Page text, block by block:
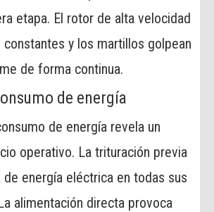
etapa. El rotor de alta velocidad
constantes y los martillos golpean
de forma continua.
de energía
de energía revela un
operativo. La trituración previa
de energía eléctrica en todas sus
alimentación directa provoca